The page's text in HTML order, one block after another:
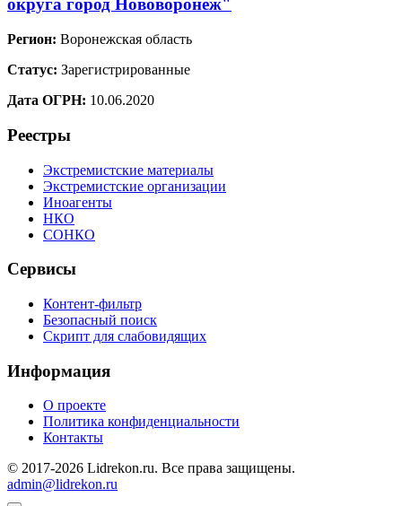
округа город Нововоронеж"
Регион: Воронежская область
Статус: Зарегистрированные
Дата ОГРН: 10.06.2020
Реестры
Экстремистские материалы
Экстремистские организации
Иноагенты
НКО
СОНКО
Сервисы
Контент-фильтр
Безопасный поиск
Скрипт для слабовидящих
Информация
О проекте
Политика конфиденциальности
Контакты
© 2017-2026 Lidrekon.ru. Все права защищены.
admin@lidrekon.ru